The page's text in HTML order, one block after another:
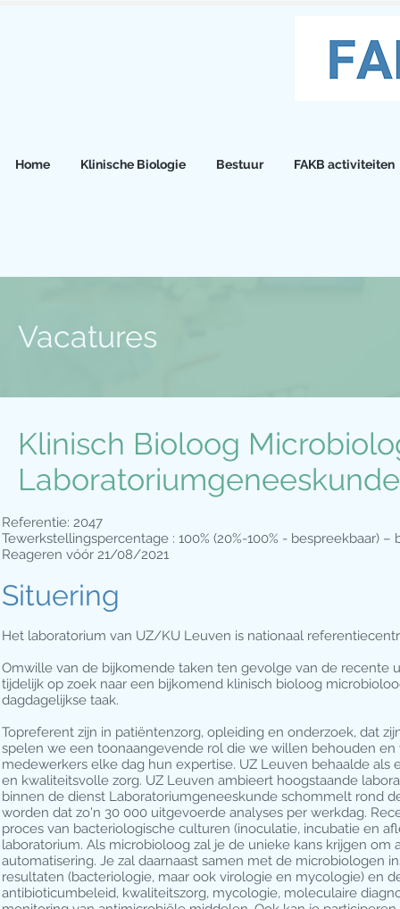
Home Klinische Biologie Bestuur FAKB activiteiten
Vacatures
Klinisch Bioloog
Referentie: 2047
Tewerkstellingspercentage : 100% (20%-100% - bespreekbaar) –
Reageren vóór 21/08/2021
Situering
Het laboratorium van UZ/KU Leuven is nationaal
Omwille van de bijkomende taken ten gevolge van de recente
tijdelijk op zoek naar een bijkomend klinisch bioloog
dagdagelijkse taak.
Topreferent zijn in patiëntenzorg, opleiding en onderzoek, dat
spelen we een toonaangevende rol die we willen behouden
medewerkers elke dag hun expertise. UZ Leuven behaalde
en kwaliteitsvolle zorg. UZ Leuven ambieert hoogstaande
binnen de dienst Laboratoriumgeneeskunde schommelt rond
worden dat zo'n 30 000 uitgevoerde analyses per werkdag.
proces van bacteriologische culturen (inoculatie, incubatie en
laboratorium. Als microbioloog zal je de unieke kans krijgen
automatisering. Je zal daarnaast samen met de microbiologen
resultaten (bacteriologie, maar ook virologie en mycologie) en
antibioticumbeleid, kwaliteitszorg, mycologie, moleculaire